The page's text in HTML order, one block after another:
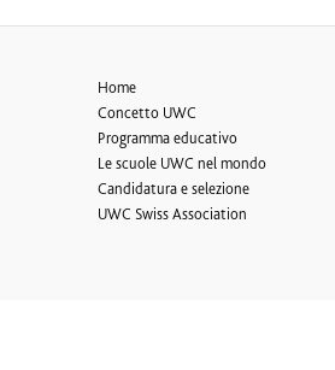
Home
Concetto UWC
Programma educativo
Le scuole UWC nel mondo
Candidatura e selezione
UWC Swiss Association